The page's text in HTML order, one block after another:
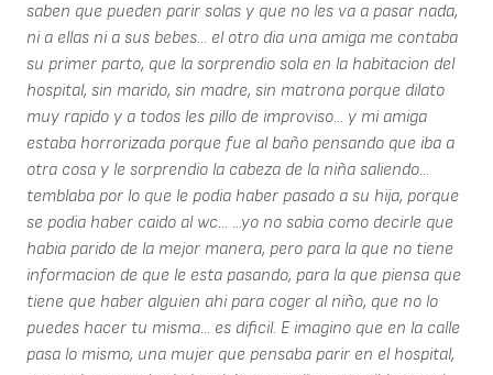
saben que pueden parir solas y que no les va a pasar nada,
ni a ellas ni a sus bebes... el otro dia una amiga me contaba
su primer parto, que la sorprendio sola en la habitacion del
hospital, sin marido, sin madre, sin matrona porque dilato
muy rapido y a todos les pillo de improviso... y mi amiga
estaba horrorizada porque fue al baño pensando que iba a
otra cosa y le sorprendio la cabeza de la niña saliendo...
temblaba por lo que le podia haber pasado a su hija, porque
se podia haber caido al wc... ...yo no sabia como decirle que
habia parido de la mejor manera, pero para la que no tiene
informacion de que le esta pasando, para la que piensa que
tiene que haber alguien ahi para coger al niño, que no lo
puedes hacer tu misma... es dificil. E imagino que en la calle
pasa lo mismo, una mujer que pensaba parir en el hospital,